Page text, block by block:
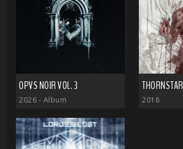
OPVS NOIR VOL. 3
2026 - Album
THORNSTAR
2018